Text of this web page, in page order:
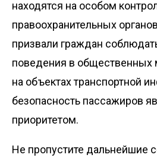
находятся на особом
правоохранительных
призвали граждан
поведения в общественных
на объектах транспортной
безопасность пассажиров
приоритетом.
Не пропустите дальнейшие